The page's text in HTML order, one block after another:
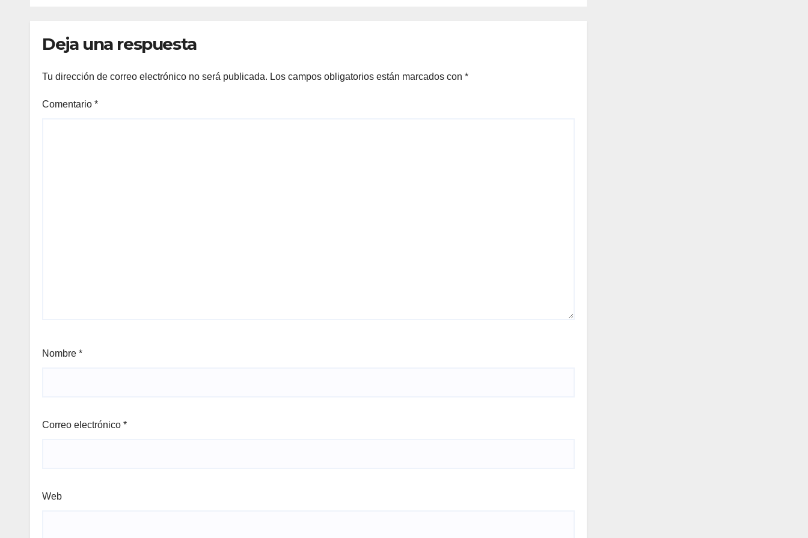
literaria en Bueu
Deja una respuesta
Tu dirección de correo electrónico no será publicada. Los campos obligatorios están marcados con *
Comentario *
Nombre *
Correo electrónico *
Web